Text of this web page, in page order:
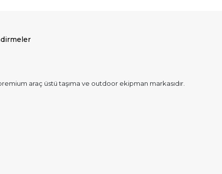
araç üstü taşıma ve outdoor ekipman markasıdır.